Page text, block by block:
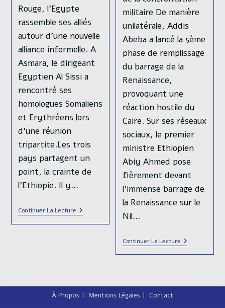
Rouge, l'Egypte
rassemble ses alliés
autour d'une nouvelle
alliance informelle. A
Asmara, le dirigeant
Egyptien Al Sissi a
rencontré ses
homologues Somaliens
et Erythréens lors
d'une réunion
tripartite.Les trois
pays partagent un
point, la crainte de
l'Ethiopie. Il y…
Continuer La LectureDans
La
Corne
militaire De manière
unilatérale, Addis
Abeba a lancé la 5ème
phase de remplissage
du barrage de la
Renaissance,
provoquant une
réaction hostile du
Caire. Sur ses réseaux
sociaux, le premier
ministre Ethiopien
Abiy Ahmed pose
fièrement devant
l'immense barrage de
la Renaissance sur le
Nil…
Continuer La LectureEn
Somalie,
L’Egypte
Bord
À Propos Mentions Légales Contact